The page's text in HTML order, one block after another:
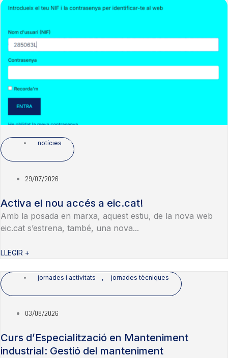
notícies
29/07/2026
Activa el nou accés a eic.cat!
Amb la posada en marxa, aquest estiu, de la nova web
eic.cat s’estrena, també, una nova...
LLEGIR +
jornades i activitats , jornades tècniques
03/08/2026
Curs d’Especialització en Manteniment
industrial: Gestió del manteniment